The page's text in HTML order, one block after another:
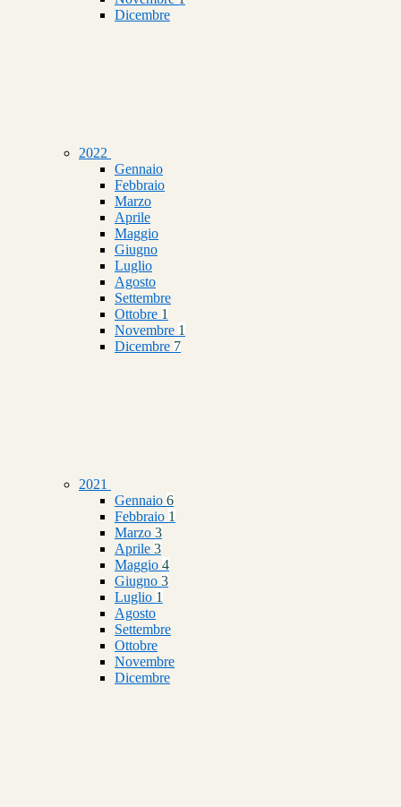
Dicembre
2022
Gennaio
Febbraio
Marzo
Aprile
Maggio
Giugno
Luglio
Agosto
Settembre
Ottobre 1
Novembre 1
Dicembre 7
2021
Gennaio 6
Febbraio 1
Marzo 3
Aprile 3
Maggio 4
Giugno 3
Luglio 1
Agosto
Settembre
Ottobre
Novembre
Dicembre